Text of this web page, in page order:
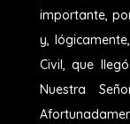
importante,
y,
Civil, que
Nuestra